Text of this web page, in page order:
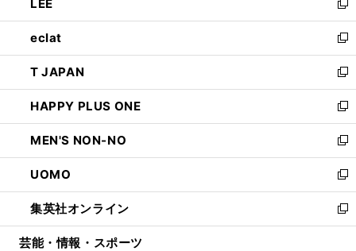
く
で
開
く
ド
ウ
で
開
く
ィ
ン
ド
ウ
で
開
く
い
ウ
ィ
ン
ド
ウ
で
開
く
LEE
新
し
い
ウ
ィ
ン
ド
ウ
で
開
く
eclat
新
し
い
ウ
ィ
ン
ド
ウ
で
開
く
T JAPAN
新
し
い
ウ
ィ
ン
ド
ウ
で
開
HAPPY PLUS ONE
新
し
い
ウ
ィ
ン
ド
ウ
MEN'S NON-NO
新
し
い
ウ
ィ
ン
UOMO
新
し
い
ウ
集英社オンライン
新
し
芸能・情報・スポーツ